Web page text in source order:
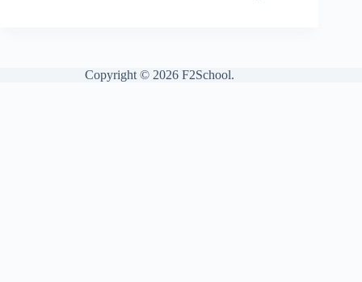
Copyright © 2026 F2School.